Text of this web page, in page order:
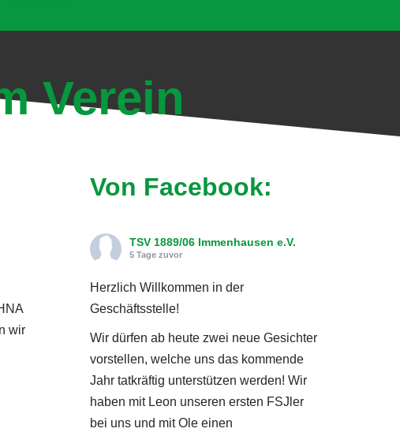
Verein
wir
Von Facebook:
TSV 1889/06 Immenhausen e.V.
5 Tage zuvor
Herzlich Willkommen in der
Geschäftsstelle!
Wir dürfen ab heute zwei neue Gesichter
vorstellen, welche uns das kommende
Jahr tatkräftig unterstützen werden! Wir
haben mit Leon unseren ersten FSJler
bei uns und mit Ole einen